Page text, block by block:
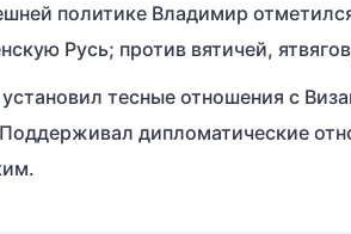
политике Владимир
Русь; против вятичей,
установил тесные отношения с
дипломатические